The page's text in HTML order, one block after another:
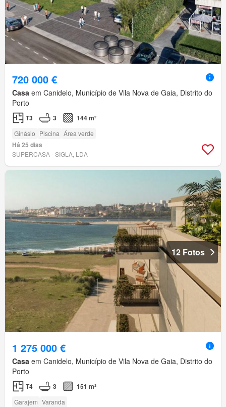
720 000 €
Casa em Canidelo, Município de Vila Nova de Gaia, Distrito do
Porto
T3 3 144 m²
Ginásio Piscina Área verde
Há 25 dias
SUPERCASA - SIGLA, LDA
12 Fotos
1 275 000 €
Casa em Canidelo, Município de Vila Nova de Gaia, Distrito do
Porto
T4 3 151 m²
Garajem Varanda